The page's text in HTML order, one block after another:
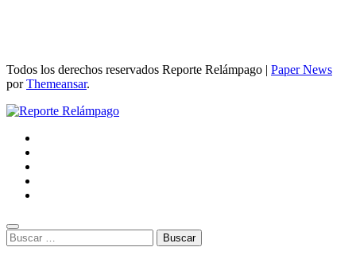
Todos los derechos reservados Reporte Relámpago | Paper News
porThemeansar.
Buscar: